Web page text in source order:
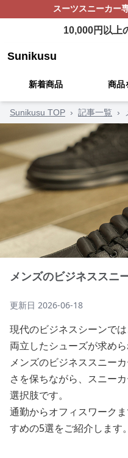
スーツスニーカー
10,000円以上
Sunikusu
新着商品 商品
Sunikusu TOP › 記事一覧 ›
メンズのビジネススニ
更新日 2026-06-18
現代のビジネスシーンで
両立したシューズが求めら
メンズのビジネススニー
さを保ちながら、スニー
選択肢です。
通勤からオフィスワーク
すめの5選をご紹介します。